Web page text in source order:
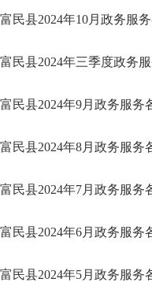
富民县2024年10月政务服
富民县2024年三季度政务
富民县2024年9月政务服务
富民县2024年8月政务服务
富民县2024年7月政务服务
富民县2024年6月政务服务
富民县2024年5月政务服务